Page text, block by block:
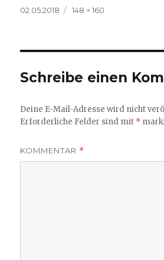
Veröffentlicht
02.05.2018
Volle
148 × 160
Schreibe einen
Deine E-Mail-Adresse wird nicht
Erforderliche Felder sind mit *
KOMMENTAR *